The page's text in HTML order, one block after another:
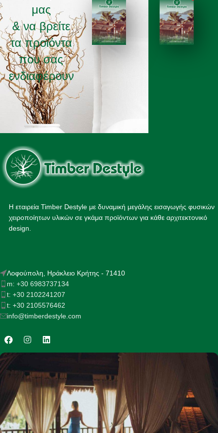
μας
& να βρείτε
τα προϊόντα
που σας
ενδιαφέρουν
ΚΑΤΑΛΟΓΟΣ 2025
Η εταιρεία Timber Destyle με δυναμική μεγάλης εισαγωγής φυσικών
χειροποίητων υλικών σε γκάμα προϊόντων για κάθε αρχιτεκτονικό
design.
Λοφούπολη, Ηράκλειο Κρήτης - 71410
m: +30 6983737134
t: +30 2102241207
t: +30 2105576462
info@timberdestyle.com